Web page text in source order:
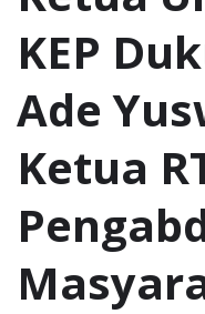
KEP
Ade
Ketua